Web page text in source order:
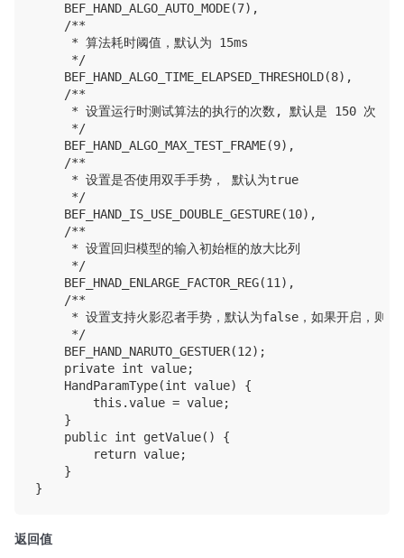
    BEF_HAND_ALGO_AUTO_MODE(7),
    /**
     * 算法耗时阈值，默认为 15ms
     */
    BEF_HAND_ALGO_TIME_ELAPSED_THRESHOLD(8),
    /**
     * 设置运行时测试算法的执行的次数, 默认是 150 次
     */
    BEF_HAND_ALGO_MAX_TEST_FRAME(9),
    /**
     * 设置是否使用双手手势， 默认为true
     */
    BEF_HAND_IS_USE_DOUBLE_GESTURE(10),
    /**
     * 设置回归模型的输入初始框的放大比列
     */
    BEF_HNAD_ENLARGE_FACTOR_REG(11),
    /**
* 设置支持火影忍者手势，默认为false，如果开启，则支
     */
    BEF_HAND_NARUTO_GESTUER(12);
    private int value;
    HandParamType(int value) {
        this.value = value;
    }
    public int getValue() {
        return value;
    }
返回值